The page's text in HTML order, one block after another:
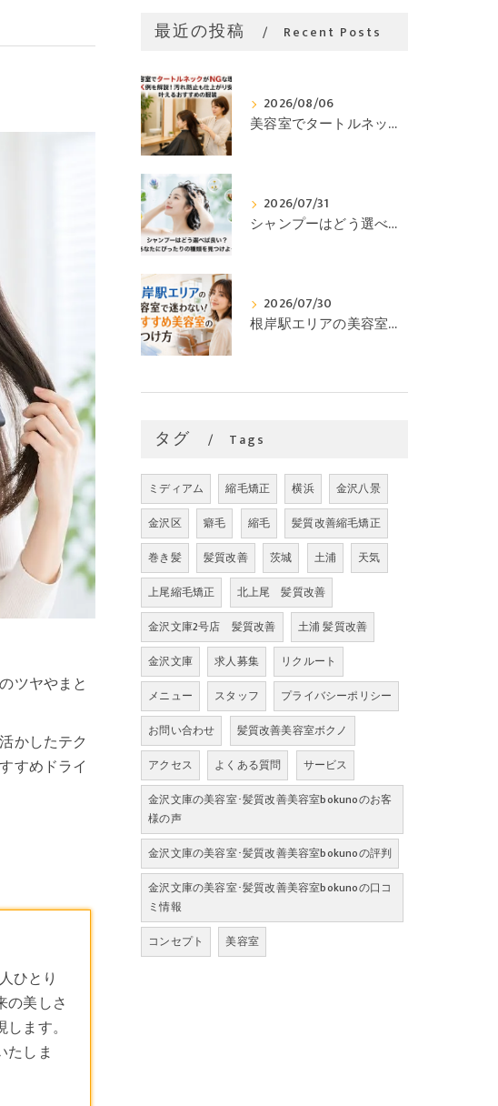
ツヤやまと
かしたテク
すめドライ
ひとり
の美しさ
ます。
たしま
最近の投稿 Recent Posts
2026/08/06
美容室でタートルネックがNGな理由とOK例を解説！汚れ防止も仕上がり安定も叶えるおすすめの服装
2026/07/31
シャンプーはどう選べば良い？あなたにぴったりの種類を見つけよう
2026/07/30
根岸駅エリアの美容室で迷わない！おすすめ美容室の見つけ方
タグ Tags
ミディアム 縮毛矯正 横浜
金沢八景
金沢区
癖毛 縮毛
髪質改善縮毛矯正
巻き髪
髪質改善 茨城 土浦
天気
上尾縮毛矯正
北上尾 髪質改善
金沢文庫2号店 髪質改善
土浦 髪質改善
金沢文庫
求人募集
リクルート
メニュー
スタッフ
プライバシーポリシー
お問い合わせ
髪質改善美容室ボクノ
アクセス
よくある質問
サービス
金沢文庫の美容室･髪質改善美容室bokunoのお客
様の声
金沢文庫の美容室･髪質改善美容室bokunoの評判
金沢文庫の美容室･髪質改善美容室bokunoの口コ
ミ情報
コンセプト
美容室